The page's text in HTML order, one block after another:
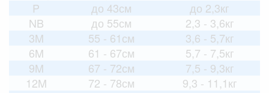
P
до 43см
до 2,3кг
NB
до 55см
2,3 - 3,6кг
3M
55 - 61см
3,6 - 5,7кг
6M
61 - 67см
5,7 - 7,5кг
9M
67 - 72см
7,5 - 9,3кг
12M
72 - 78см
9,3 - 11,1кг